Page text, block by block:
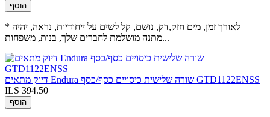
הוסף
* לאורך זמן, מים חזק,דק, נושם, קל לשים על ייחודיות, נראה, יהיה
מתנה מושלמת לחברים שלך, בנות, משפחות...
דיוק מתאים Endura שורה שלישית כיסויים כסף/כסף GTD1122ENSS
ILS 394.50
הוסף